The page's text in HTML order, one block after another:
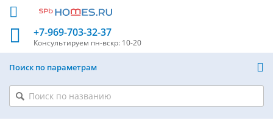
+7-969-703-32-37
Консультируем пн-вскр: 10-20
Поиск по параметрам